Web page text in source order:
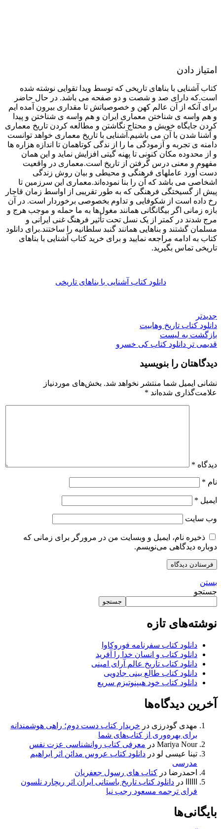
امتیاز دادن
کتاب آشنایی با بناهای تاریخی که توسط ویدا تقوایی نوشته شده
است.که دارای صد و شصت و دو صفحه می باشد. در حال حاضر
برای آنکه از آن عالم کهن و خصوصیاتش تا مقداری بیرون آمده ایم
و هم واسه ی شناختن معماری ایران و هم واسه ی شناختن و پیدا
کردن جایگاه خویش و محتاج نگاشتن و مطالعه کردن تاریخ معماری
و آشنا شدن با آن می باشیم.آشنایی با تاریخ معماری خواهد توانست
دامنه ی تجربه و آزمودگی ما را از ندگی کوتاهمان تا اندازه هزاره ها
و از محدوده مکان کنونی تا پهنه گیتی افزایش نماید و این همان
مفهوم و معنی درس گرفتن از تاریخ است.معماری در واقعیت
دست آورد عاملهای فرهنگی و محیطی و بیان روش زندگی
اشخاصی می باشد که آن را بنا نموده‌اند.معماری این سرزمین تا
پیش از گسیختگی فرهنگی که به طور تقریبی از اواسط زمان قاجار
رخ داده است از شکوفایی و تداوم بخصوصی برخوردار است. در آن
بازه زمانی اگر بیگانگانی همانند مغول‌ها به ما حمله و موجب هرج و
مرج شدند در کمتر از یک نسل تحت تأثیر فرهنگ غنی ایرانی و
مسلمان گشتند و بناهایی همانند گنبد سلطانیه را ساختند.برای دانلود
کتاب به ادامه مراجعه نمایید و برای خرید کتاب آشنایی با بناهای
تاریخی تماس بگیرید.
دانلود کتاب آشنایی با بناهای تاریخی
جدیدتر
دانلود کتاب تاریخ وهابیت
بازگشت به لیست
قدیمی تر دانلود کتاب کی‌ خسرو
دیدگاهتان را بنویسید
نشانی ایمیل شما منتشر نخواهد شد. بخش‌های موردنیاز
علامت‌گذاری شده‌اند *
دیدگاه *
نام *
ایمیل *
وب‌ سایت
ذخیره نام، ایمیل و وبسایت من در مرورگر برای زمانی که
دوباره دیدگاهی می‌نویسم.
بستن
جستجو
جستجو
نوشته‌های تازه
دانلود کتاب سفرنامه فوروکاوا
دانلود کتاب و انسان خدا را آفرید
دانلود کتاب تاریخ عالم آرای امینی
دانلود کتاب طالع بینی جادویی
دانلود کتاب خود هیپنوتیزم سریع
آخرین دیدگاه‌ها
مهدی گودرزی در خریدار کتاب دست دوم؛ راهی هوشمندانه
برای بهره‌وری از کتاب‌های شما
Mariya Nour در معرفی کتاب روانشناسی عزت نفس
تینا عیسی لو در دانلود کتاب عروس مدائن اثر ابراهیم
مدرسی
احمدرضا در کتاب های رسول جعفریان
در دانلود کتاب تاریخ باستانی ایران اثر ریچارد نلسون
فرای ترجمه مسعود رجب نیا
بایگانی‌ها